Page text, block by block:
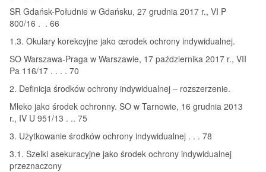
SR Gdańsk-Południe w Gdańsku, 27 grudnia 2017 r., VI P
800/16 . . 66
1.3. Okulary korekcyjne jako œrodek ochrony indywidualnej.
SO Warszawa-Praga w Warszawie, 17 października 2017 r., VII
Pa 116/17 . . . . 70
2. Definicja środków ochrony indywidualnej – rozszerzenie.
Mleko jako środek ochronny. SO w Tarnowie, 16 grudnia 2013
r., IV U 951/13 . .. 75
3. Użytkowanie środków ochrony indywidualnej . . . 78
3.1. Szelki asekuracyjne jako środek ochrony indywidualnej
przeznaczony